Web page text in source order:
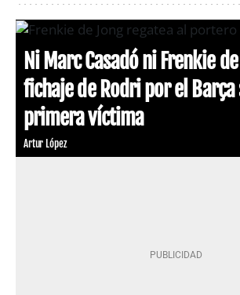
Ni Marc Casadó ni Frenkie
fichaje de Rodri por el Barça
primera víctima
Artur López